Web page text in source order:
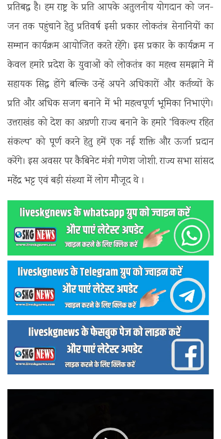
प्रतिबद्ध है। हम राष्ट्र के प्रति आपके अतुलनीय योगदान को जन-
जन तक पहुंचाने हेतु प्रतिवर्ष इसी प्रकार लोकतंत्र सेनानियों का
सम्मान कार्यक्रम आयोजित करते रहेंगे। इस प्रकार के कार्यक्रम न
केवल हमारे प्रदेश के युवाओं को लोकतंत्र का महत्त्व समझाने में
सहायक सिद्ध होंगे बल्कि उन्हें अपने अधिकारों और कर्तव्यों के
प्रति और अधिक सजग बनाने में भी महत्वपूर्ण भूमिका निभाएंगे।
उत्तराखंड को देश का अग्रणी राज्य बनाने के हमारे “विकल्प रहित
संकल्प” को पूर्ण करने हेतु हमें एक नई शक्ति और ऊर्जा प्रदान
करेंगे। इस अवसर पर कैबिनेट मंत्री गणेश जोशी, राज्य सभा सांसद
महेंद्र भट्ट एवं बड़ी संख्या में लोग मौजूद थे ।